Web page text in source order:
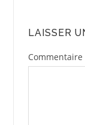
LAISSER
Commentaire